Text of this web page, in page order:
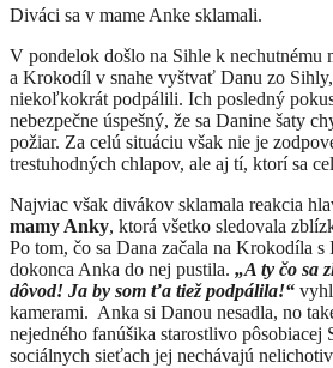
Diváci sa v mame Anke sklamali.
V pondelok došlo na Sihle k nechutnému
a Krokodíl v snahe vyštvať Danu zo
niekoľkokrát podpálili. Ich posledný
nebezpečne úspešný, že sa Danine šaty
požiar. Za celú situáciu však nie je
trestuhodných chlapov, ale aj tí, ktorí sa
Najviac však divákov sklamala reakcia
mamy Anky, ktorá všetko sledovala
Po tom, čo sa Dana začala na Krokodíla
dokonca Anka do nej pustila. „A ty čo sa
dôvod! Ja by som ťa tiež podpálila!“
kamerami. Anka si Danou nesadla, no
nejedného fanúšika starostlivo pôsobiacej
sociálnych sieťach jej nechávajú